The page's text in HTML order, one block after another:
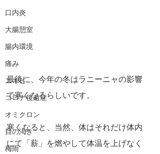
口内炎
大腸憩室
腸内環境
痛み
ニキビ
コロナ後遺症
オミクロン
目の渇き
梅雨
最後に、今年の冬はラニーニャの影響
で寒くなるらしいです。
寒くなると、当然、体はそれだけ体内
にて「薪」を燃やして体温を上げなく